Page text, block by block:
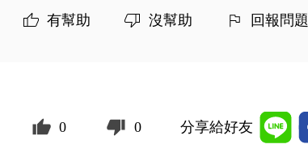
有幫助 沒幫助 回報問題
0 0 分享給好友